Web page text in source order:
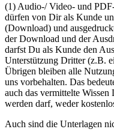
(1) Audio-/ Video- und
dürfen von Dir als Kunde
(Download) und
der Download und der
darfst Du als Kunde den
Unterstützung Dritter (z.B.
Übrigen bleiben alle
uns vorbehalten. Das
auch das vermittelte
werden darf, weder
Auch sind die Unterlagen